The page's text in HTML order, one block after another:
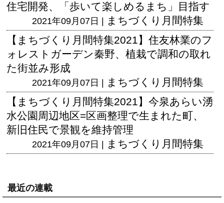
住宅開発、「歩いて楽しめるまち」目指す
2021年09月07日 |
まちづくり月間特集
【まちづくり月間特集2021】住友林業のフ
ォレストガーデン秦野、植栽で調和の取れ
た街並み形成
2021年09月07日 |
まちづくり月間特集
【まちづくり月間特集2021】今泉あらい湧
水公園周辺地区=区画整理で生まれた町、
新旧住民で景観を維持管理
2021年09月07日 | まちづくり月間特集
最近の連載